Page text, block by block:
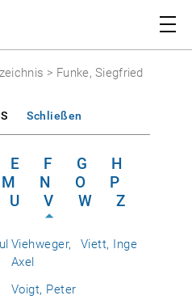
> Funke, Siegfried
Schließen
E F G
H
M N O
P
U V W Z
Viehweger,
Axel
Viett, Inge
Voigt, Peter